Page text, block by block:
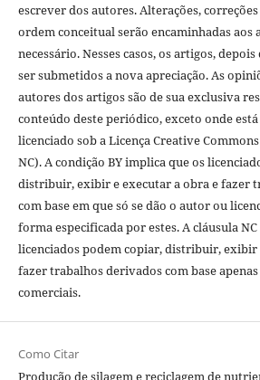
escrever dos autores. Alterações,
ordem conceitual serão encaminhadas aos
necessário. Nesses casos, os artigos,
ser submetidos a nova apreciação. As
autores dos artigos são de sua exclusiva
conteúdo deste periódico, exceto onde
licenciado sob a Licença Creative
NC). A condição BY implica que os
distribuir, exibir e executar a obra e fazer
com base em que só se dão o autor ou
forma especificada por estes. A cláusula
licenciados podem copiar, distribuir, exibir
fazer trabalhos derivados com base
comerciais.
Como Citar
Produção de silagem e reciclagem de